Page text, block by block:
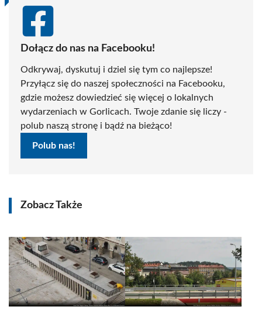
Dołącz do nas na Facebooku!
Odkrywaj, dyskutuj i dziel się tym co najlepsze!
Przyłącz się do naszej społeczności na Facebooku,
gdzie możesz dowiedzieć się więcej o lokalnych
wydarzeniach w Gorlicach. Twoje zdanie się liczy -
polub naszą stronę i bądź na bieżąco!
Polub nas!
Zobacz Także